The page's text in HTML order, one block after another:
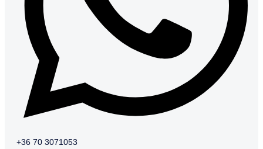
+36 70 3071053